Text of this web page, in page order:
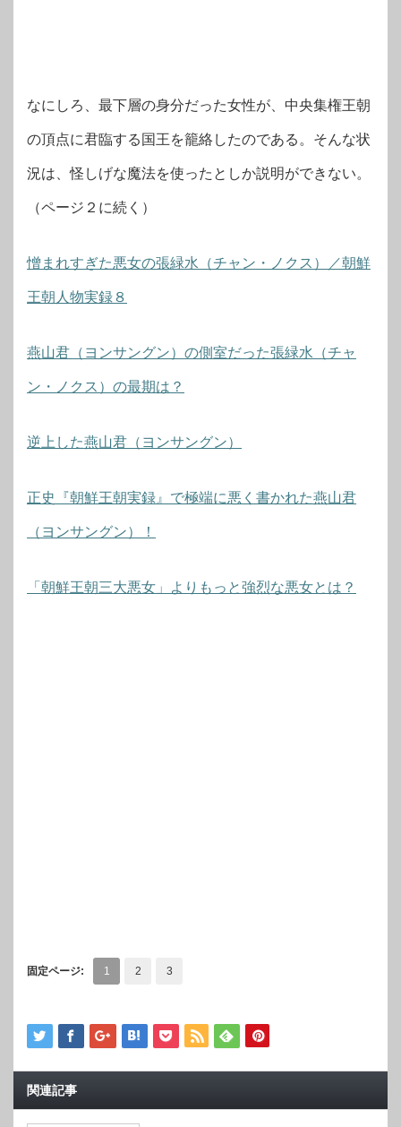
なにしろ、最下層の身分だった女性が、中央集権王朝
の頂点に君臨する国王を籠絡したのである。そんな状
況は、怪しげな魔法を使ったとしか説明ができない。
（ページ２に続く）
憎まれすぎた悪女の張緑水（チャン・ノクス）／朝鮮
王朝人物実録８
燕山君（ヨンサングン）の側室だった張緑水（チャ
ン・ノクス）の最期は？
逆上した燕山君（ヨンサングン）
正史『朝鮮王朝実録』で極端に悪く書かれた燕山君
（ヨンサングン）！
「朝鮮王朝三大悪女」よりもっと強烈な悪女とは？
固定ページ: 1 2 3
関連記事